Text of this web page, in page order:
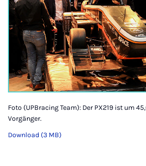
Foto (UPBracing Team): Der PX219 ist um
Vorgänger.
Download (3 MB)